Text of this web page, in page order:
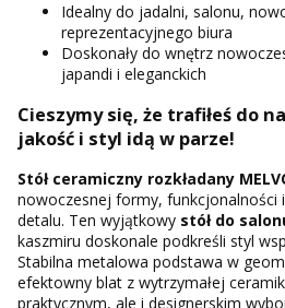
Idealny do jadalni, salonu,
reprezentacyjnego biura
Doskonały do wnętrz
japandi i eleganckich
Cieszymy się, że trafiłeś do
jakość i styl idą w parze!
Stół ceramiczny rozkładany
nowoczesnej formy, funkcjonalności
detalu. Ten wyjątkowy stół do
kaszmiru doskonale podkreśli styl
Stabilna metalowa podstawa w
efektowny blat z wytrzymałej
praktycznym, ale i designerskim